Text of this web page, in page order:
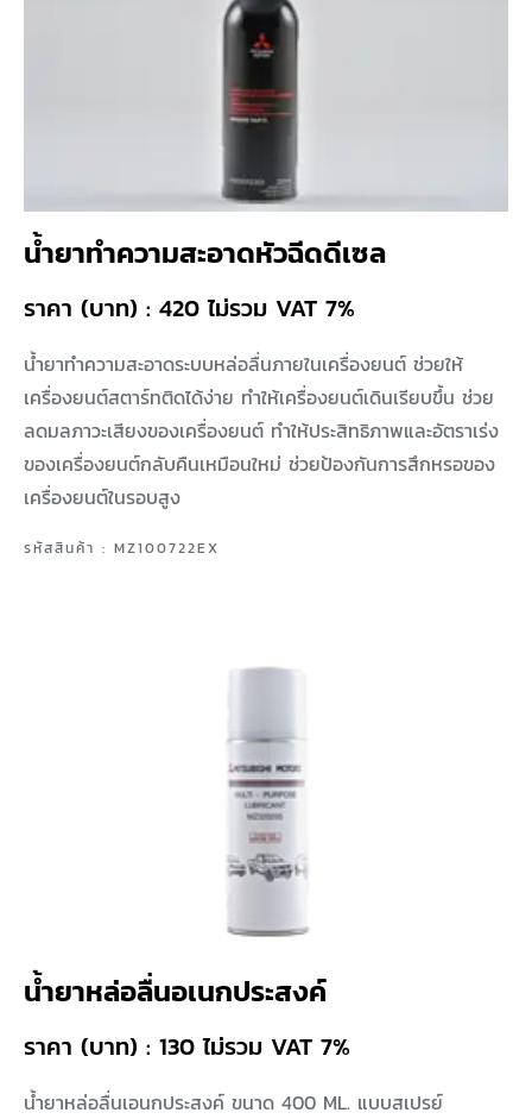
น้ำยาทำความสะอาดหัวฉีดดีเซล
ราคา (บาท) : 420 ไม่รวม VAT 7%
น้ำยาทำความสะอาดระบบหล่อลื่นภายในเครื่องยนต์ ช่วยให้
เครื่องยนต์สตาร์ทติดได้ง่าย ทำให้เครื่องยนต์เดินเรียบขึ้น ช่วย
ลดมลภาวะเสียงของเครื่องยนต์ ทำให้ประสิทธิภาพและอัตราเร่ง
ของเครื่องยนต์กลับคืนเหมือนใหม่ ช่วยป้องกันการสึกหรอของ
เครื่องยนต์ในรอบสูง
รหัสสินค้า : MZ100722EX
น้ำยาหล่อลื่นอเนกประสงค์
ราคา (บาท) : 130 ไม่รวม VAT 7%
น้ำยาหล่อลื่นเอนกประสงค์ ขนาด 400 ML. แบบสเปรย์